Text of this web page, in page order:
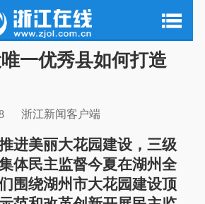
一优秀县如何打造
浙江新闻客户端
进美丽大花园建设，三级
体民主监督今夏在湖州全
围绕湖州市大花园建设顶